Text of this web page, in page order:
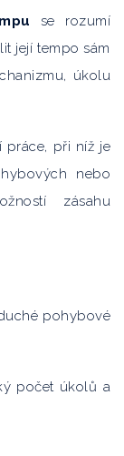
se rozumí
její tempo sám
úkolu
práce, při níž je
nebo
zásahu
pohybové
počet úkolů a